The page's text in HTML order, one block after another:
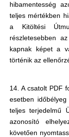
hibamentesség
teljes mértékben
a Kitöltési
részletesebben
kapnak képet a
történik az
14. A csatolt PDF
esetben
teljes terjedelmű
azonosító
követően